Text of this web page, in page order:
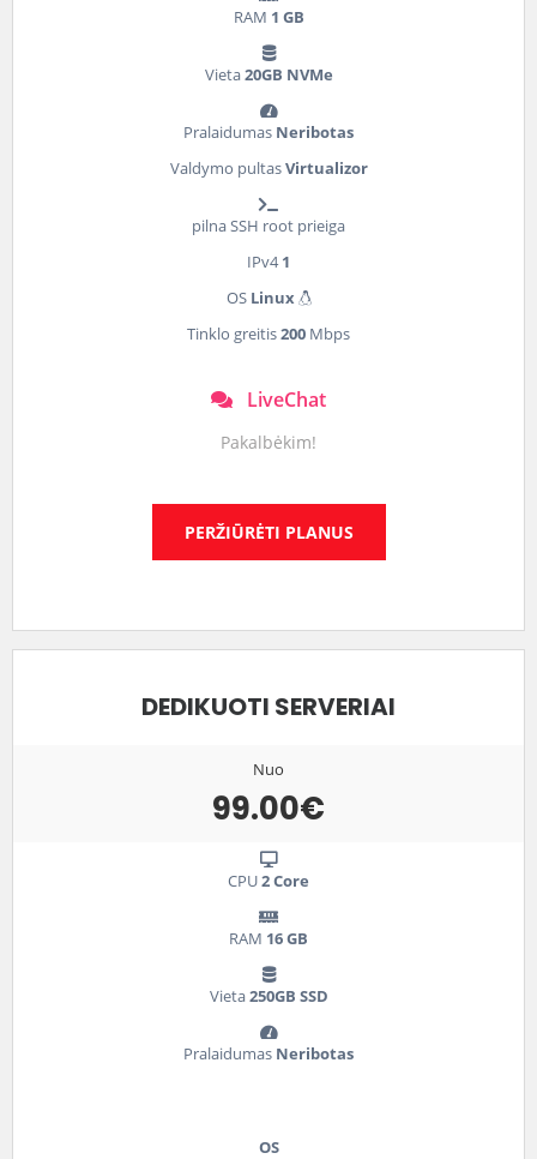
RAM 1 GB
Vieta20GB NVMe
Pralaidumas Neribotas
Valdymo pultasVirtualizor
pilna SSH root prieiga
IPv41
OS Linux
Tinklo greitis200 Mbps
LiveChat
Pakalbėkim!
PERŽIŪRĖTI PLANUS
DEDIKUOTI SERVERIAI
Nuo
99.00€
CPU2 Core
RAM 16 GB
Vieta250GB SSD
Pralaidumas Neribotas
OS